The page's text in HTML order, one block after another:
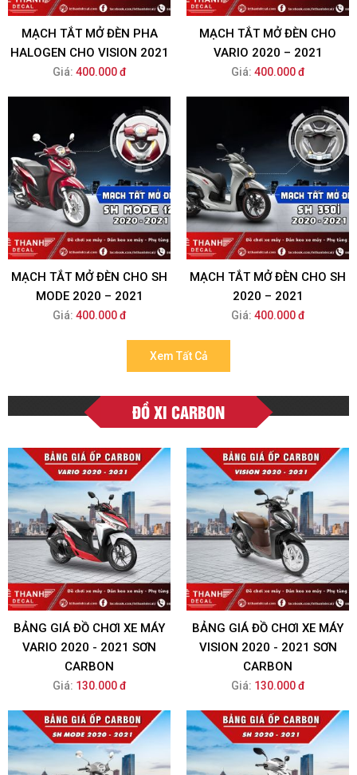
MẠCH TẮT MỞ ĐÈN PHA
HALOGEN CHO VISION 2021
Giá: 400.000 đ
MẠCH TẮT MỞ ĐÈN CHO
VARIO 2020 – 2021
Giá: 400.000 đ
MẠCH TẮT MỞ ĐÈN CHO SH
MODE 2020 – 2021
Giá: 400.000 đ
MẠCH TẮT MỞ ĐÈN CHO SH
2020 – 2021
Giá: 400.000 đ
Xem Tất Cả
ĐỒ XI CARBON
BẢNG GIÁ ĐỒ CHƠI XE MÁY
VARIO 2020 - 2021 SƠN
CARBON
Giá: 130.000 đ
BẢNG GIÁ ĐỒ CHƠI XE MÁY
VISION 2020 - 2021 SƠN
CARBON
Giá: 130.000 đ